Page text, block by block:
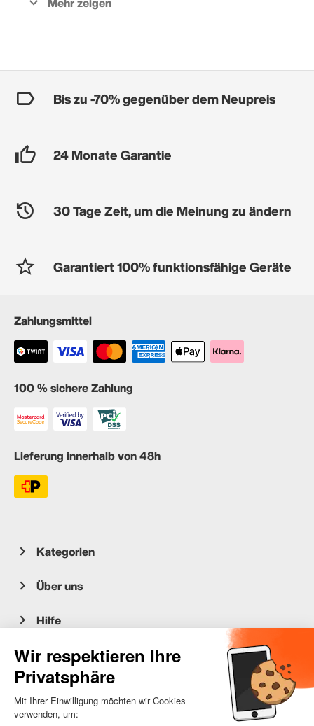
Bis zu -70% gegenüber dem Neupreis
24 Monate Garantie
30 Tage Zeit, um die Meinung zu ändern
Garantiert 100% funktionsfähige Geräte
Zahlungsmittel
100 % sichere Zahlung
Lieferung innerhalb von 48h
Kategorien
Über uns
Hilfe
Kundenservice
occasion.migros.mobile@recommerce.com
Montag-Freitag 08:00-17:00